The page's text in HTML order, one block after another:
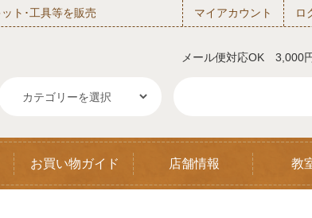
ト･工具等を販売 マイアカウント ロ
メール便対応OK 3,000
お買い物ガイド 店舗情報 教